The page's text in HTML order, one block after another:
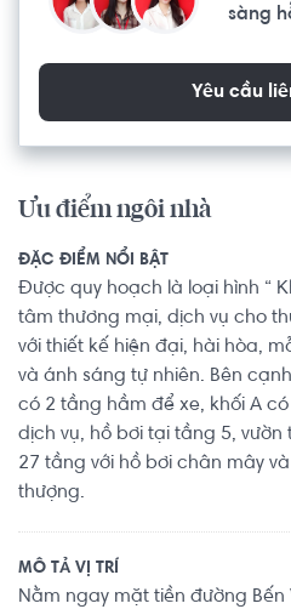
sàng
Yêu cầu
Ưu điểm ngôi nhà
ĐẶC ĐIỂM NỔI BẬT
Được quy hoạch là loại hình “
tâm thương mại, dịch vụ cho
với thiết kế hiện đại, hài hòa,
và ánh sáng tự nhiên. Bên
có 2 tầng hầm để xe, khối A
dịch vụ, hồ bơi tại tầng 5, vườn
27 tầng với hồ bơi chân mây
thượng.
MÔ TẢ VỊ TRÍ
Nằm ngay mặt tiền đường